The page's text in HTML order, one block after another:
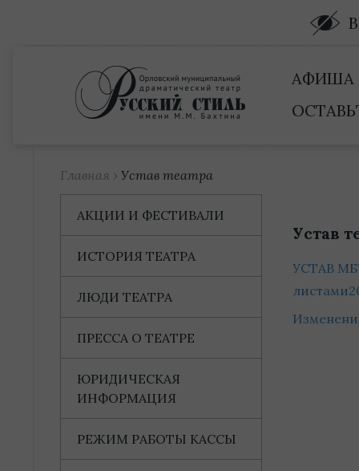
АФИША
Главная › Устав театра
Устав
УСТАВ
АКЦИИ И ФЕСТИВАЛИ
ИСТОРИЯ ТЕАТРА
ЛЮДИ ТЕАТРА
ПРЕССА О ТЕАТРЕ
ЮРИДИЧЕСКАЯ
ИНФОРМАЦИЯ
РЕЖИМ РАБОТЫ КАССЫ